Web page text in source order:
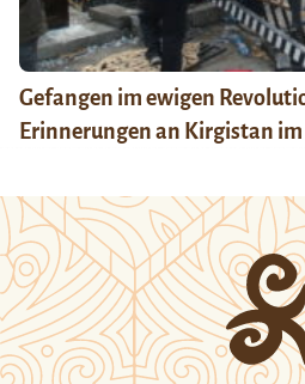
Gefangen im ewigen
Erinnerungen an Kirgistan im